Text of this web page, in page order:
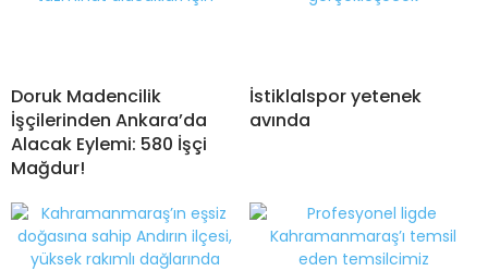
Doruk Madencilik
İşçilerinden Ankara’da
Alacak Eylemi: 580 İşçi
Mağdur!
İstiklalspor yetenek
avında